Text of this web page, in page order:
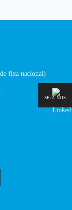
fixa nacional)
SIGA-NOS